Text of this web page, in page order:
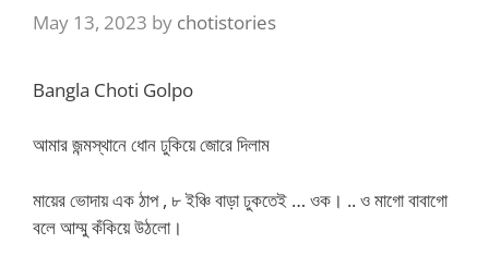
May 13, 2023 by chotistories
Bangla Choti Golpo
আমার জন্মস্থানে ধোন ঢুকিয়ে জোরে দিলাম
মায়ের ভোদায় এক ঠাপ , ৮ ইঞ্চি বাড়া ঢুকতেই … ওক। .. ও মাগো বাবাগো
বলে আম্মু কঁকিয়ে উঠলো।